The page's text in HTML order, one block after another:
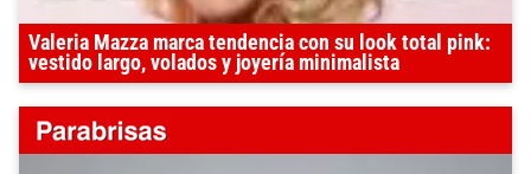
Valeria Mazza marca tendencia con su look total pink:
vestido largo, volados y joyería minimalista